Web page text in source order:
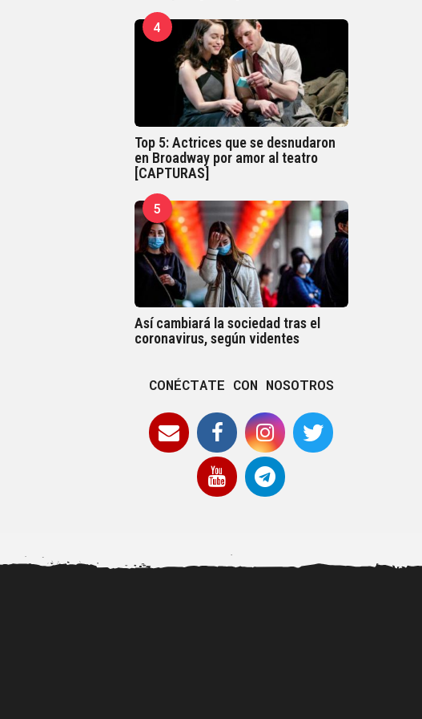
4
Top 5: Actrices que se desnudaron
en Broadway por amor al teatro
[CAPTURAS]
5
Así cambiará la sociedad tras el
coronavirus, según videntes
CONÉCTATE CON NOSOTROS